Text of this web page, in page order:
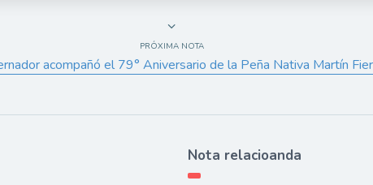
PRÓXIMA NOTA
acompañó el 79° Aniversario de la Peña Nativa Martín
Nota relacioanda